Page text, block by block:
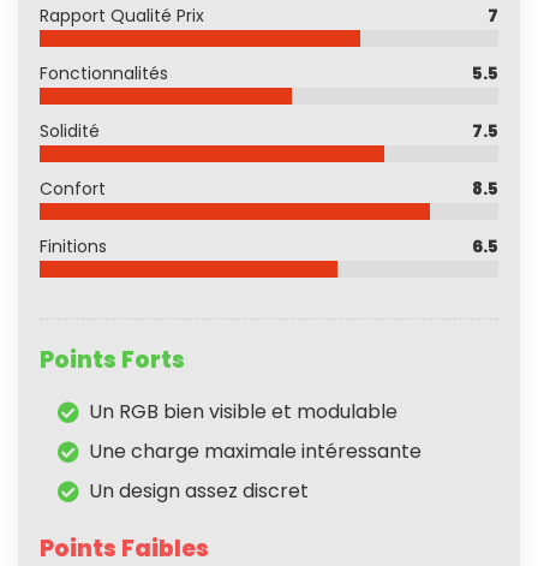
Rapport Qualité Prix 7
Fonctionnalités 5.5
Solidité 7.5
Confort 8.5
Finitions 6.5
Points Forts
Un RGB bien visible et modulable
Une charge maximale intéressante
Un design assez discret
Points Faibles